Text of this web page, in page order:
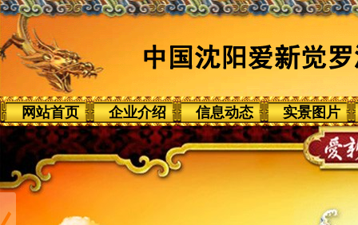
网站首页 企业介绍 信息动态 实景图片